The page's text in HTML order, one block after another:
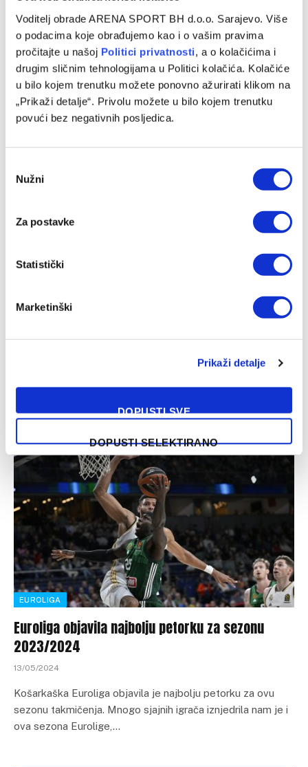
Voditelj obrade ARENA SPORT BH d.o.o. Sarajevo. Više
o podacima koje obrađujemo kao i o vašim pravima
pročitajte u našoj Politici privatnosti, a o kolačićima i
drugim sličnim tehnologijama u Politici kolačića. Kolačiće
u bilo kojem trenutku možete ponovno ažurirati klikom na
„Prikaži detalje“. Privolu možete u bilo kojem trenutku
povući bez negativnih posljedica.
Selection
Nužni
Za postavke
Statistički
Marketinški
Prikaži detalje
DOPUSTI SVE
DOPUSTI SELEKTIRANO
EHF Liga prvaka: Danas počinje Final Four,
favoriti su jasni
08/06/2024
Četiri najbolje rukometne ekipe Evrope ponovno su stigle
u Koln, gdje će odlučiti ko će postati novi prvak Starog
kontinenta. Ili će…
Abu Dabi, Barcelona i Beograd kandidati za
organizaciju Final Foura Eurolige naredne godine
grad Srbije…
EUROLIGA
Euroliga objavila najbolju petorku za sezonu
2023/2024
13/05/2024
Košarkaška Euroliga objavila je najbolju petorku za ovu
sezonu takmičenja. Mnogo sjajnih igrača iznjedrila nam je i
ova sezona Eurolige,…